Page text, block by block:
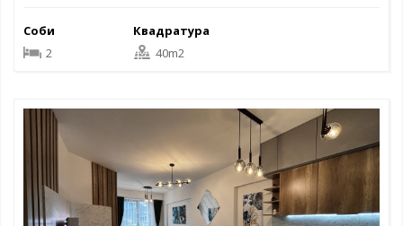
Соби
2
Квадратура
40m2